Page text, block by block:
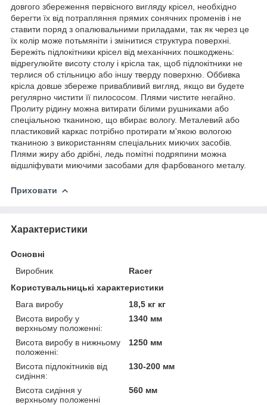
довгого збереження первісного вигляду крісел, необхідно
берегти їх від потрапляння прямих сонячних променів і не
ставити поряд з опалювальними приладами, так як через це
їх колір може потьмяніти і змінитися структура поверхні.
Бережіть підлокітники крісел від механічних пошкоджень:
відрегулюйте висоту столу і крісла так, щоб підлокітники не
терлися об стільницю або іншу тверду поверхню. Оббивка
крісла довше збереже привабливий вигляд, якщо ви будете
регулярно чистити її пилососом. Плями чистите негайно.
Пролиту рідину можна витирати білими рушниками або
спеціальною тканиною, що вбирає вологу. Металевий або
пластиковий каркас потрібно протирати м'якою вологою
тканиною з використанням спеціальних миючих засобів.
Плями жиру або дрібні, ледь помітні подряпини можна
відшліфувати миючими засобами для фарбованого металу.
Приховати
Характеристики
Основні
Виробник
Racer
Користувальницькі характеристики
Вага виробу
18,5 кг кг
Висота виробу у
верхньому положенні:
1340 мм
Висота виробу в нижньому
положенні:
1250 мм
Висота підлокітників від
сидіння:
130-200 мм
Висота сидіння у
верхньому положенні
560 мм